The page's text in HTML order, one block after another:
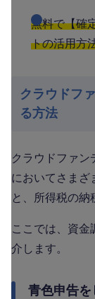
無料で【確
トの活用方
クラウドフ
る方法
クラウドファン
においてさまざ
と、所得税の納
ここでは、資金
介します。
青色申告を